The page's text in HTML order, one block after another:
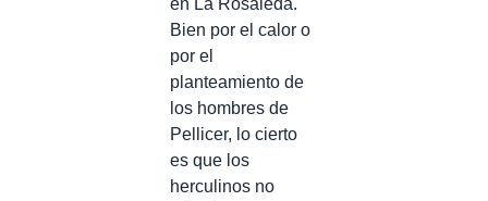
Bien por el calor o
por el
planteamiento de
los hombres de
Pellicer, lo cierto
es que los
herculinos no